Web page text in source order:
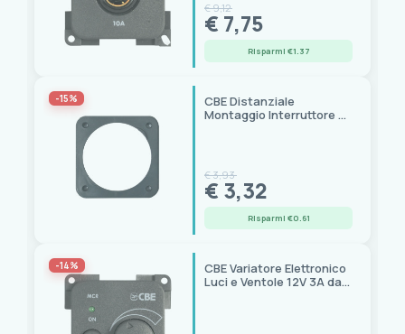
€ 9,12
€ 7,75
Risparmi €1.37
-15%
CBE Distanziale
Montaggio Interruttore a
€ 3,93
€ 3,32
Risparmi €0.61
-14%
CBE Variatore Elettronico
Luci e Ventole 12V 3A da